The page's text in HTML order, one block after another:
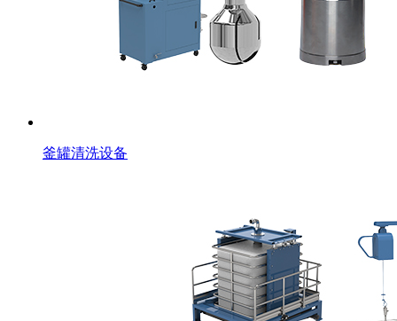
釜罐清洗设备